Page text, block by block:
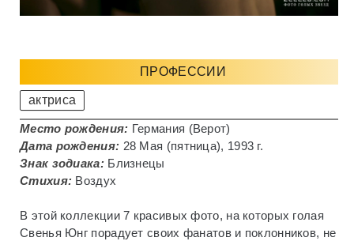
ПРОФЕССИИ
актриса
Место рождения: Германия (Верот)
Дата рождения: 28 Мая (пятница), 1993 г.
Знак зодиака:Близнецы
Стихия: Воздух
В этой коллекции 7 красивых фото, на которых голая
Свенья Юнг порадует своих фанатов и поклонников, не